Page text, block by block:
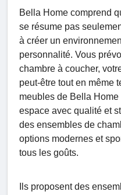
Bella Home comprend
se résume pas
à créer un
personnalité. Vous
chambre à coucher,
peut-être tout en même
meubles de Bella
espace avec qualité et
des ensembles de
options modernes et
tous les goûts.
Ils proposent des